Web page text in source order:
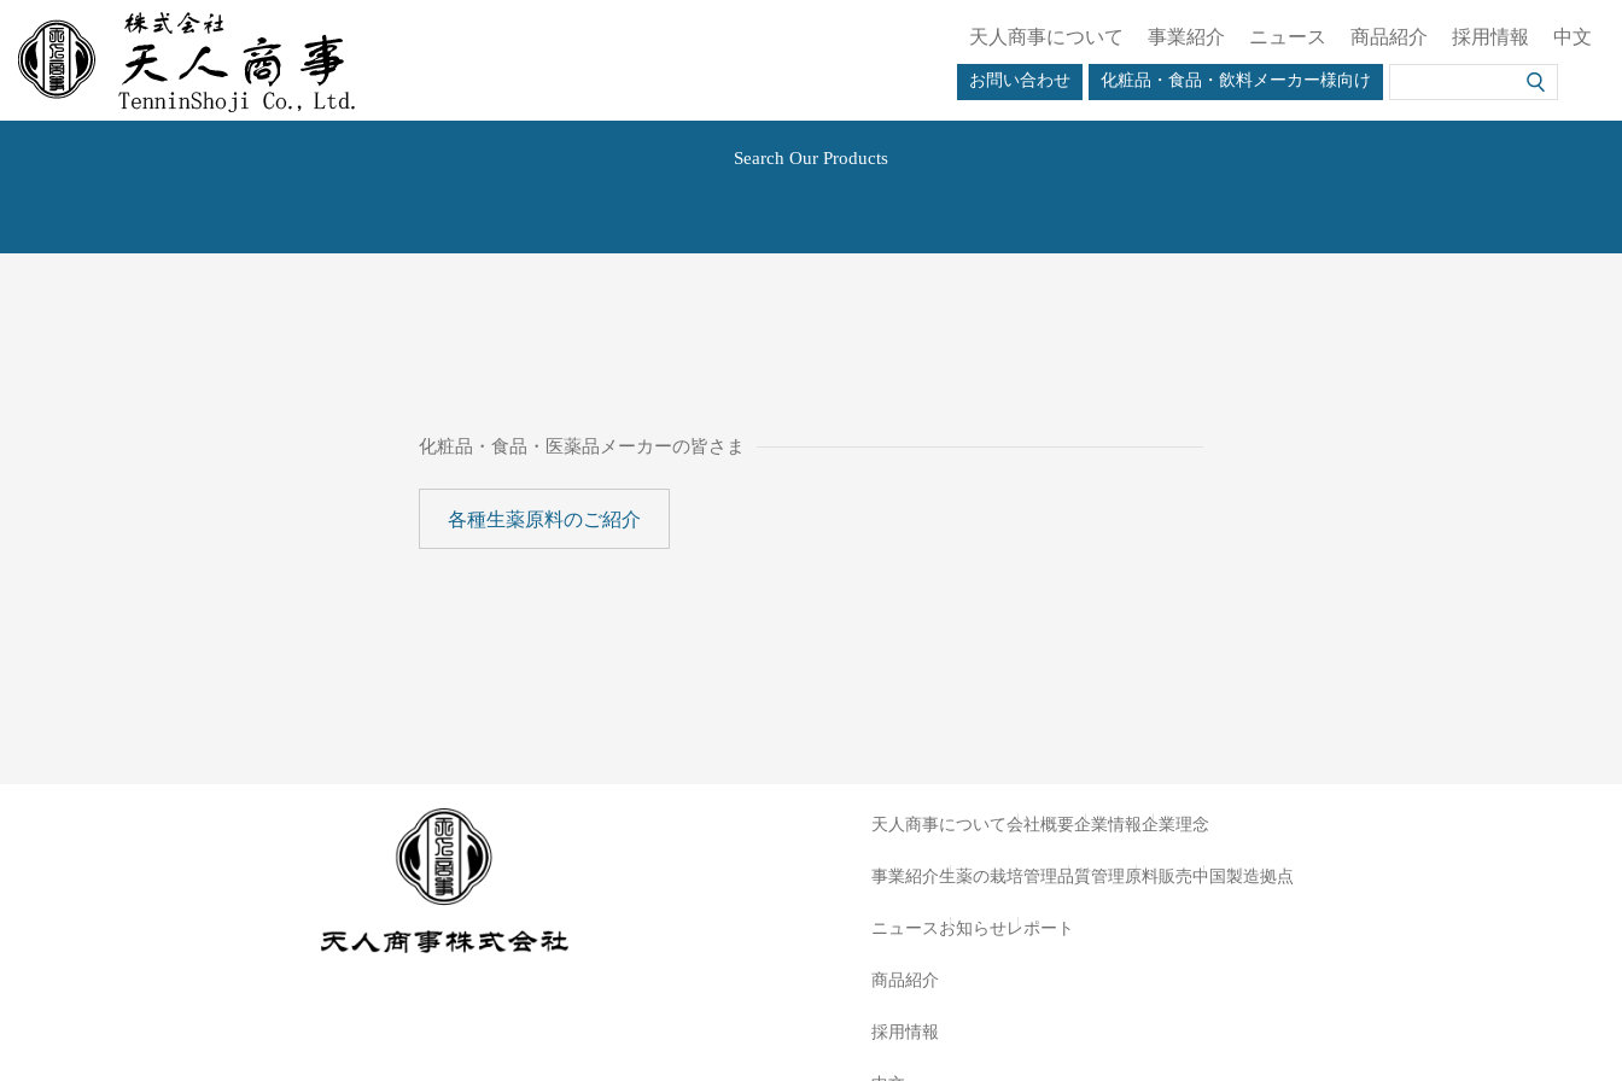
天人商事について 事業紹介 ニュース 商品紹介 採用情報 中文
お問い合わせ 化粧品・食品・飲料メーカー様向け
化粧品・食品・飲料メーカー様向け
Search Our Products
化粧品・食品・医薬品メーカーの皆さま
各種生薬原料のご紹介
天人商事について会社概要企業情報企業理念
事業紹介生薬の栽培管理品質管理原料販売中国製造拠点
ニュース お知らせレポート
商品紹介
採用情報